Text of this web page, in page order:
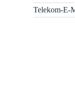
Telekom-E-